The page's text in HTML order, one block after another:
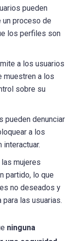
pueden
proceso de
los perfiles son
a los usuarios
muestren a los
sobre su
pueden denunciar
a los
mujeres
partido, lo que
no deseados y
las usuarias.
ninguna